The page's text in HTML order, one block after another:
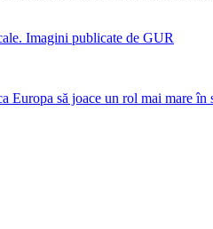
Imagini publicate de GUR
să joace un rol mai mare în